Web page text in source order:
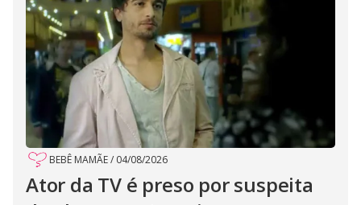
BEBÊ MAMÃE/ 04/08/2026
Ator da TV é preso por suspeita